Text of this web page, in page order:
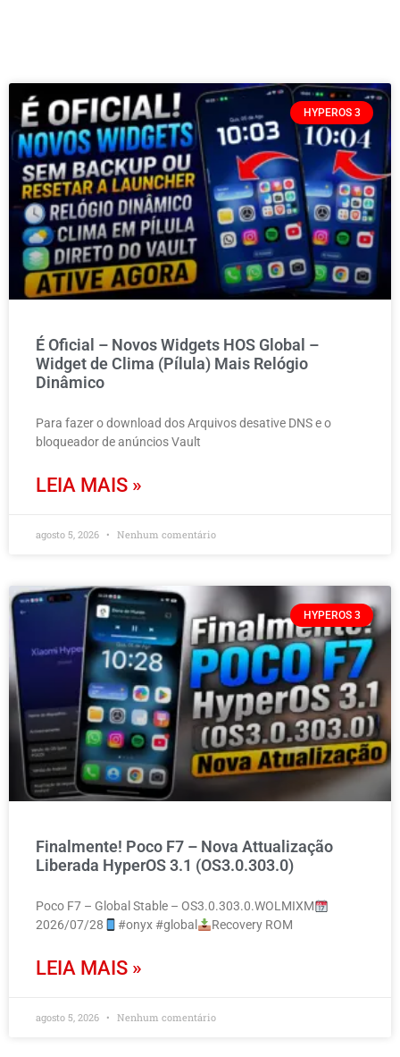
HYPEROS 3
É Oficial – Novos Widgets HOS Global –
Widget de Clima (Pílula) Mais Relógio
Dinâmico
Para fazer o download dos Arquivos desative DNS e o
bloqueador de anúncios Vault
LEIA MAIS »
agosto 5, 2026 Nenhum comentário
HYPEROS 3
Finalmente! Poco F7 – Nova Attualização
Liberada HyperOS 3.1 (OS3.0.303.0)
Poco F7 – Global Stable – OS3.0.303.0.WOLMIXM
2026/07/28
#onyx #global Recovery ROM
LEIA MAIS »
agosto 5, 2026 Nenhum comentário